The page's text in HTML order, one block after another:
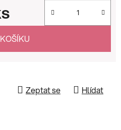
Zeptat se Hlídat